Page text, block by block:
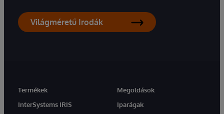
Világméretű Irodák
Termékek
InterSystems IRIS
Megoldások
Iparágak